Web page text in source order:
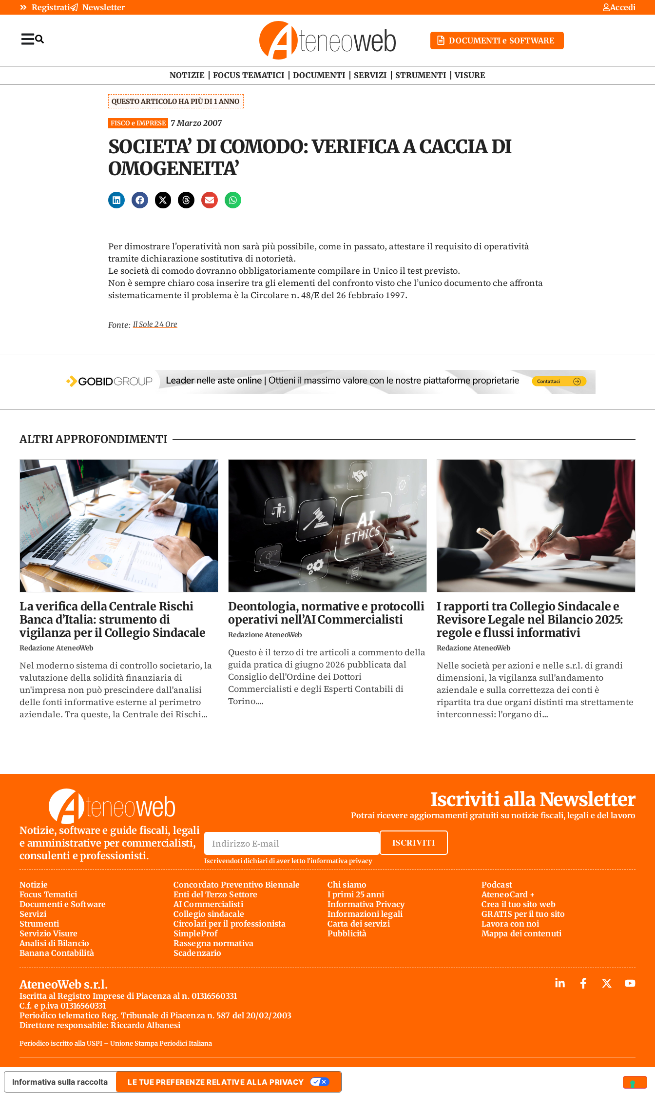
Registrati Newsletter Accedi
DOCUMENTI e SOFTWARE
NOTIZIE FOCUS TEMATICI DOCUMENTI SERVIZI STRUMENTI VISURE
QUESTO ARTICOLO HA PIÙ DI 1 ANNO
FISCO e IMPRESE 7 Marzo 2007
SOCIETA’ DI COMODO: VERIFICA A CACCIA DI
OMOGENEITA’
Per dimostrare l’operatività non sarà più possibile, come in passato, attestare il requisito di operatività
tramite dichiarazione sostitutiva di notorietà.
Le società di comodo dovranno obbligatoriamente compilare in Unico il test previsto.
Non è sempre chiaro cosa inserire tra gli elementi del confronto visto che l’unico documento che affronta
sistematicamente il problema è la Circolare n. 48/E del 26 febbraio 1997.
Fonte: Il Sole 24 Ore
ALTRI APPROFONDIMENTI
La verifica della Centrale Rischi
Banca d’Italia: strumento di
vigilanza per il Collegio Sindacale
Redazione AteneoWeb
Nel moderno sistema di controllo societario, la
valutazione della solidità finanziaria di
un'impresa non può prescindere dall'analisi
delle fonti informative esterne al perimetro
aziendale. Tra queste, la Centrale dei Rischi...
Deontologia, normative e protocolli
operativi nell’AI Commercialisti
Redazione AteneoWeb
Questo è il terzo di tre articoli a commento della
guida pratica di giugno 2026 pubblicata dal
Consiglio dell'Ordine dei Dottori
Commercialisti e degli Esperti Contabili di
Torino....
I rapporti tra Collegio Sindacale e
Revisore Legale nel Bilancio 2025:
regole e flussi informativi
Redazione AteneoWeb
Nelle società per azioni e nelle s.r.l. di grandi
dimensioni, la vigilanza sull'andamento
aziendale e sulla correttezza dei conti è
ripartita tra due organi distinti ma strettamente
interconnessi: l'organo di...
Notizie, software e guide fiscali, legali
e amministrative per commercialisti,
consulenti e professionisti.
Iscriviti alla Newsletter
Potrai ricevere aggiornamenti gratuiti su notizie fiscali, legali e del lavoro
ISCRIVITI
Iscrivendoti dichiari di aver letto l'informativa privacy
Notizie
Focus Tematici
Documenti e Software
Servizi
Strumenti
Servizio Visure
Analisi di Bilancio
Banana Contabilità
Concordato Preventivo Biennale
Enti del Terzo Settore
AI Commercialisti
Collegio sindacale
Circolari per il professionista
SimpleProf
Rassegna normativa
Scadenzario
Chi siamo
I primi 25 anni
Informativa Privacy
Informazioni legali
Carta dei servizi
Pubblicità
Podcast
AteneoCard +
Crea il tuo sito web
GRATIS per il tuo sito
Lavora con noi
Mappa dei contenuti
AteneoWeb s.r.l.
Iscritta al Registro Imprese di Piacenza al n. 01316560331
C.f. e p.iva 01316560331
Periodico telematico Reg. Tribunale di Piacenza n. 587 del 20/02/2003
Direttore responsabile: Riccardo Albanesi
Periodico iscritto alla USPI – Unione Stampa Periodici Italiana
Informativa sulla raccolta LE TUE PREFERENZE RELATIVE ALLA PRIVACY